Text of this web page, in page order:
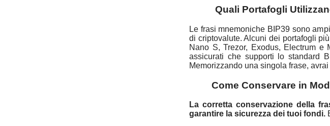
Quali Portafogli
Le frasi mnemoniche BIP39 sono
di criptovalute. Alcuni dei portafogli
Nano S, Trezor, Exodus, Electrum e
assicurati che supporti lo standard
Memorizzando una singola frase,
Come Conservare in
La corretta conservazione della
garantire la sicurezza dei tuoi fondi.